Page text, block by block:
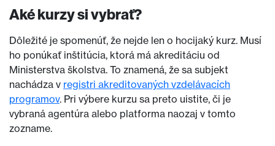
Aké kurzy si vybrať?
Dôležité je spomenúť, že nejde len o hocijaký kurz. Musí
ho ponúkať inštitúcia, ktorá má akreditáciu od
Ministerstva školstva. To znamená, že sa subjekt
nachádza v registri akreditovaných vzdelávacích
programov. Pri výbere kurzu sa preto uistite, či je
vybraná agentúra alebo platforma naozaj v tomto
zozname.